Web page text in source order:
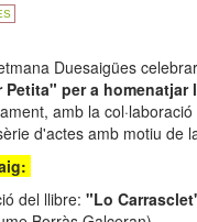
Duesaigües
Petita" per a homenatjar
amb la
d'actes amb motiu de
del llibre:"Lo